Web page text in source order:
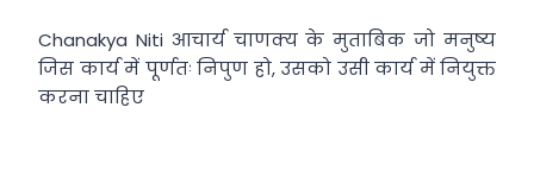
Chanakya Niti आचार्य चाणक्य के मुताबिक जो मनुष्य
जिस कार्य में पूर्णतः निपुण हो, उसको उसी कार्य में नियुक्त
करना चाहिए